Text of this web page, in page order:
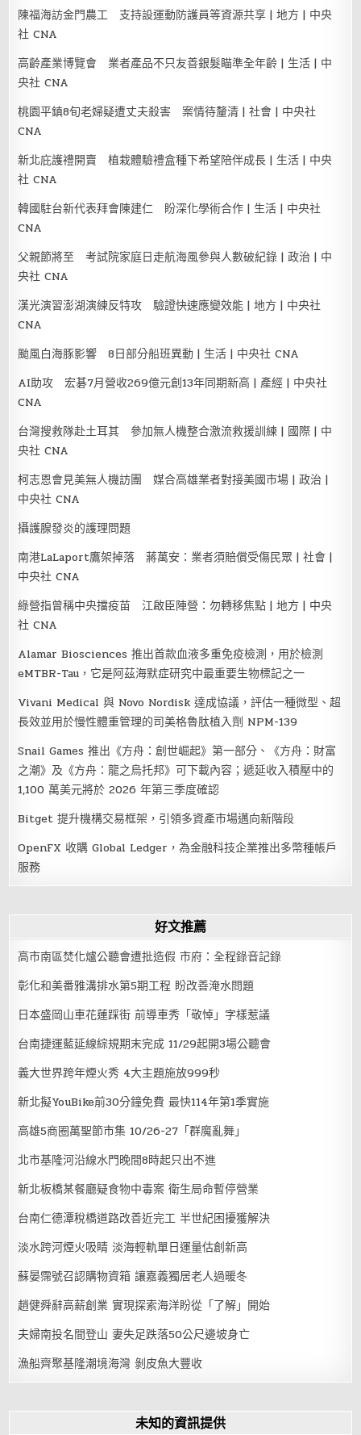
陳福海訪金門農工 支持設運動防護員等資源共享 | 地方 | 中央
社 CNA
高齡產業博覽會 業者產品不只友善銀髮瞄準全年齡 | 生活 | 中
央社 CNA
桃園平鎮8旬老婦疑遭丈夫殺害 案情待釐清 | 社會 | 中央社
CNA
新北庇護禮開賣 植栽體驗禮盒種下希望陪伴成長 | 生活 | 中央
社 CNA
韓國駐台新代表拜會陳建仁 盼深化學術合作 | 生活 | 中央社
CNA
父親節將至 考試院家庭日走航海風參與人數破紀錄 | 政治 | 中
央社 CNA
漢光演習澎湖演練反特攻 驗證快速應變效能 | 地方 | 中央社
CNA
颱風白海豚影響 8日部分船班異動 | 生活 | 中央社 CNA
AI助攻 宏碁7月營收269億元創13年同期新高 | 產經 | 中央社
CNA
台灣搜救隊赴土耳其 參加無人機整合激流救援訓練 | 國際 | 中
央社 CNA
柯志恩會見美無人機訪團 媒合高雄業者對接美國市場 | 政治 |
中央社 CNA
攝護腺發炎的護理問題
南港LaLaport鷹架掉落 蔣萬安：業者須賠償受傷民眾 | 社會 |
中央社 CNA
綠營指曾稱中央擋疫苗 江啟臣陣營：勿轉移焦點 | 地方 | 中央
社 CNA
Alamar Biosciences 推出首款血液多重免疫檢測，用於檢測
eMTBR-Tau，它是阿茲海默症研究中最重要生物標記之一
Vivani Medical 與 Novo Nordisk 達成協議，評估一種微型、超
長效並用於慢性體重管理的司美格魯肽植入劑 NPM-139
Snail Games 推出《方舟：創世崛起》第一部分、《方舟：財富
之潮》及《方舟：龍之烏托邦》可下載內容；遞延收入積壓中的
1,100 萬美元將於 2026 年第三季度確認
Bitget 提升機構交易框架，引領多資產市場邁向新階段
OpenFX 收購 Global Ledger，為金融科技企業推出多幣種帳戶
服務
好文推薦
高市南區焚化爐公聽會遭批造假 市府：全程錄音記錄
彰化和美番雅溝排水第5期工程 盼改善淹水問題
日本盛岡山車花蓮踩街 前導車秀「敬悼」字樣惹議
台南捷運藍延線綜規期末完成 11/29起開3場公聽會
義大世界跨年煙火秀 4大主題施放999秒
新北擬YouBike前30分鐘免費 最快114年第1季實施
高雄5商圈萬聖節市集 10/26-27「群魔亂舞」
北市基隆河沿線水門晚間8時起只出不進
新北板橋某餐廳疑食物中毒案 衛生局命暫停營業
台南仁德潭稅橋道路改善近完工 半世紀困擾獲解決
淡水跨河煙火吸睛 淡海輕軌單日運量估創新高
蘇晏霈號召認購物資箱 讓嘉義獨居老人過暖冬
趙健舜辭高薪創業 實現探索海洋盼從「了解」開始
夫婦南投名間登山 妻失足跌落50公尺邊坡身亡
漁船齊聚基隆潮境海灣 剝皮魚大豐收
未知的資訊提供